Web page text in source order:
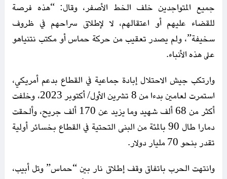
جميع المتواجدين خلف الخط الأصفر، وقال: “هذه فرصة
للقضاء عليهم أو اعتقالهم، لا لإطلاق سراحهم في ظروف
سخيفة”، ولم يصدر تعقيب من حركة حماس أو مكتب نتنياهو
على هذه الأنباء.
وارتكب جيش الاحتلال إبادة جماعية في القطاع بدعم أمريكي،
استمرت لعامين بدءا من 8 تشرين الأول/ أكتوبر 2023، وخلفت
أكثر من 68 ألف شهيد وما يزيد عن 170 ألف جريح، وألحقت
دمارا طال 90 بالمئة من البنى التحتية في القطاع بخسائر أولية
تقدر بنحو 70 مليار دولار.
وانتهت الحرب باتفاق وقف إطلاق نار بين “حماس” وتل أبيب،